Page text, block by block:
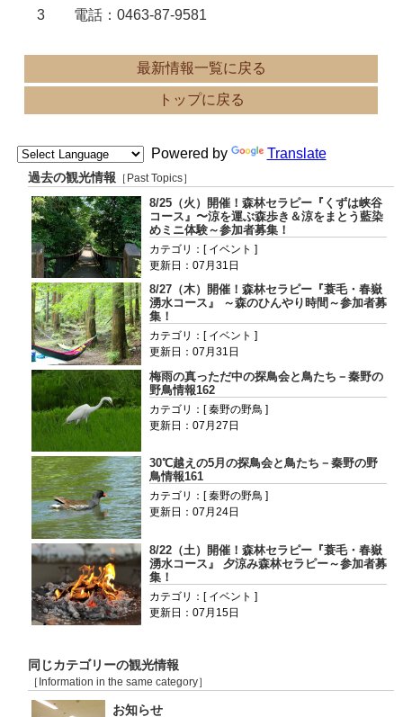
3 電話：0463-87-9581
最新情報一覧に戻る
トップに戻る
Powered by Translate
過去の観光情報 ［Past Topics］
8/25（火）開催！森林セラピー『くずは峡谷
コース』〜涼を運ぶ森歩き＆涼をまとう藍染
めミニ体験～参加者募集！
カテゴリ：[ イベント ]
更新日：07月31日
8/27（木）開催！森林セラピー『蓑毛・春嶽
湧水コース』 ～森のひんやり時間～参加者募
集！
カテゴリ：[ イベント ]
更新日：07月31日
梅雨の真っただ中の探鳥会と鳥たち－秦野の
野鳥情報162
カテゴリ：[ 秦野の野鳥 ]
更新日：07月27日
30℃越えの5月の探鳥会と鳥たち－秦野の野
鳥情報161
カテゴリ：[ 秦野の野鳥 ]
更新日：07月24日
8/22（土）開催！森林セラピー『蓑毛・春嶽
湧水コース』 夕涼み森林セラピー～参加者募
集！
カテゴリ：[ イベント ]
更新日：07月15日
同じカテゴリーの観光情報
［Information in the same category］
お知らせ